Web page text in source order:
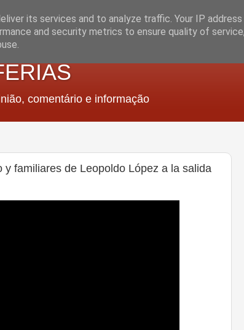
comentário e informação
y familiares de Leopoldo López a la salida
its services and to analyze traffic. Your IP
and security metrics to ensure quality of